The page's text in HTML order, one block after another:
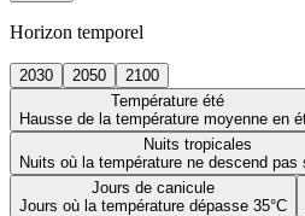
Horizon temporel
2030 2050
2100
Température été
Hausse de la température moyenne en
Nuits tropicales
Nuits où la température ne descend pas
Jours de canicule
Jours où la température dépasse 35°C